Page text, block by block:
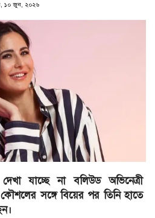
১০ জুন, ২০২৬
যাচ্ছে না বলিউড অভিনেত্রী
সঙ্গে বিয়ের পর তিনি হাতে